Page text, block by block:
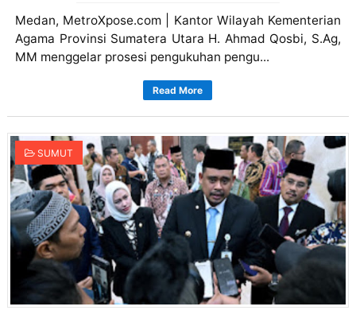
Medan, MetroXpose.com | Kantor Wilayah Kementerian
Agama Provinsi Sumatera Utara H. Ahmad Qosbi, S.Ag,
MM menggelar prosesi pengukuhan pengu...
Read More
SUMUT